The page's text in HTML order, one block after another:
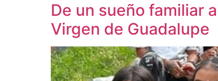
De un sueño familiar
Virgen de Guadalupe